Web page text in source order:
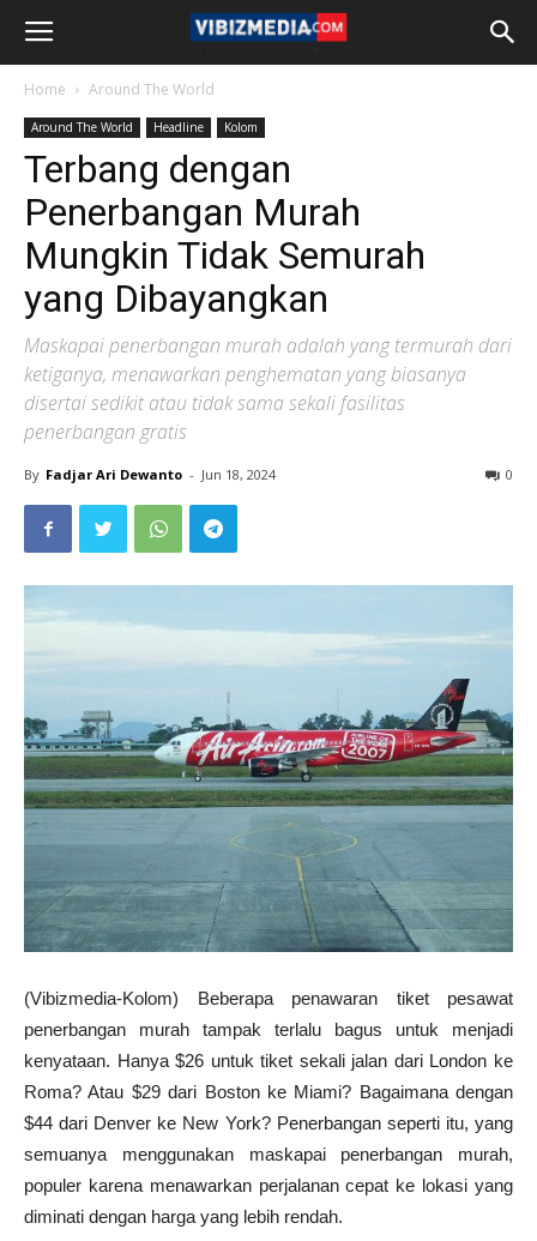
Home Around The World
Around The World Headline Kolom
Terbang dengan
Penerbangan Murah
Mungkin Tidak Semurah
yang Dibayangkan
Maskapai penerbangan murah adalah yang termurah dari
ketiganya, menawarkan penghematan yang biasanya
disertai sedikit atau tidak sama sekali fasilitas
penerbangan gratis
By Fadjar Ari Dewanto - Jun 18, 2024 0
(Vibizmedia-Kolom) Beberapa penawaran tiket pesawat
penerbangan murah tampak terlalu bagus untuk menjadi
kenyataan. Hanya $26 untuk tiket sekali jalan dari London ke
Roma? Atau $29 dari Boston ke Miami? Bagaimana dengan
$44 dari Denver ke New York? Penerbangan seperti itu, yang
semuanya menggunakan maskapai penerbangan murah,
populer karena menawarkan perjalanan cepat ke lokasi yang
diminati dengan harga yang lebih rendah.